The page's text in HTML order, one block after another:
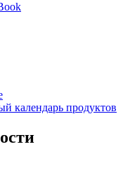
календарь продуктов